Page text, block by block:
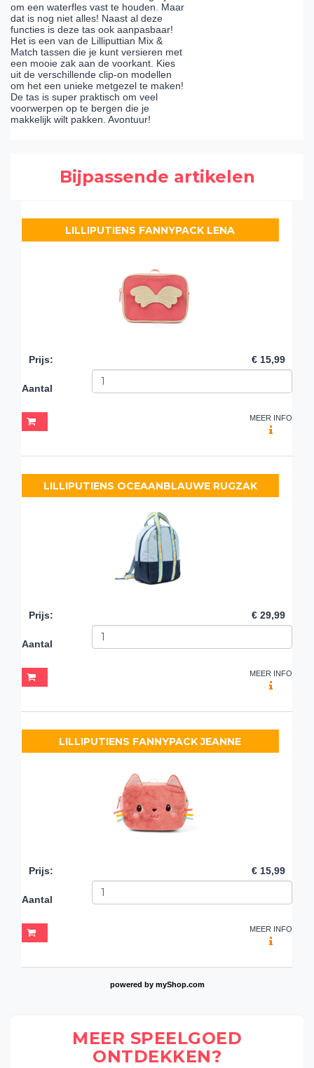
om een waterfles vast te houden. Maar
dat is nog niet alles! Naast al deze
functies is deze tas ook aanpasbaar!
Het is een van de Lilliputtian Mix &
Match tassen die je kunt versieren met
een mooie zak aan de voorkant. Kies
uit de verschillende clip-on modellen
om het een unieke metgezel te maken!
De tas is super praktisch om veel
voorwerpen op te bergen die je
makkelijk wilt pakken. Avontuur!
Bijpassende artikelen
LILLIPUTIENS FANNYPACK LENA
Prijs: € 15,99
Aantal
MEER INFO
LILLIPUTIENS OCEAANBLAUWE RUGZAK
Prijs: € 29,99
Aantal
MEER INFO
LILLIPUTIENS FANNYPACK JEANNE
Prijs: € 15,99
Aantal
MEER INFO
powered by myShop.com
MEER SPEELGOED
ONTDEKKEN?